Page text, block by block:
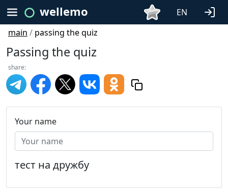
wellemo
EN
main / passing the quiz
Passing the quiz
share:
Your name
тест на дружбу